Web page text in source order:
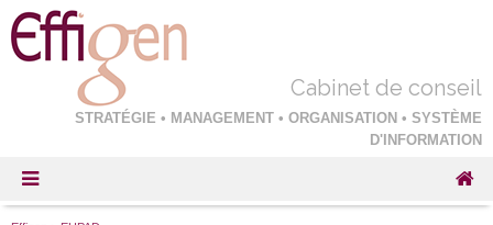
Cabinet de conseil
STRATÉGIE • MANAGEMENT • ORGANISATION • SYSTÈME
D'INFORMATION